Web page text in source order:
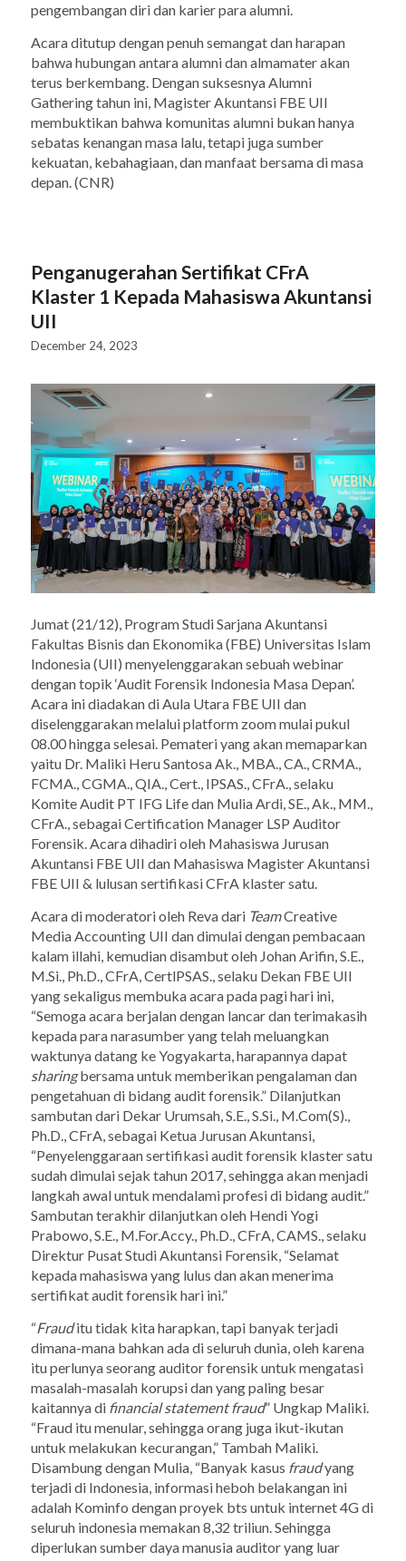
pengembangan diri dan karier para alumni.
Acara ditutup dengan penuh semangat dan harapan
bahwa hubungan antara alumni dan almamater akan
terus berkembang. Dengan suksesnya Alumni
Gathering tahun ini, Magister Akuntansi FBE UII
membuktikan bahwa komunitas alumni bukan hanya
sebatas kenangan masa lalu, tetapi juga sumber
kekuatan, kebahagiaan, dan manfaat bersama di masa
depan. (CNR)
Penganugerahan Sertifikat CFrA
Klaster 1 Kepada Mahasiswa Akuntansi
UII
December 24, 2023
Jumat (21/12), Program Studi Sarjana Akuntansi
Fakultas Bisnis dan Ekonomika (FBE) Universitas Islam
Indonesia (UII) menyelenggarakan sebuah webinar
dengan topik ‘Audit Forensik Indonesia Masa Depan’.
Acara ini diadakan di Aula Utara FBE UII dan
diselenggarakan melalui platform zoom mulai pukul
08.00 hingga selesai. Pemateri yang akan memaparkan
yaitu Dr. Maliki Heru Santosa Ak., MBA., CA., CRMA.,
FCMA., CGMA., QIA., Cert., IPSAS., CFrA., selaku
Komite Audit PT IFG Life dan Mulia Ardi, SE., Ak., MM.,
CFrA., sebagai Certification Manager LSP Auditor
Forensik. Acara dihadiri oleh Mahasiswa Jurusan
Akuntansi FBE UII dan Mahasiswa Magister Akuntansi
FBE UII & lulusan sertifikasi CFrA klaster satu.
Acara di moderatori oleh Reva dari TeamCreative
Media Accounting UII dan dimulai dengan pembacaan
kalam illahi, kemudian disambut oleh Johan Arifin, S.E.,
M.Si., Ph.D., CFrA, CertlPSAS., selaku Dekan FBE UII
yang sekaligus membuka acara pada pagi hari ini,
“Semoga acara berjalan dengan lancar dan terimakasih
kepada para narasumber yang telah meluangkan
waktunya datang ke Yogyakarta, harapannya dapat
sharingbersama untuk memberikan pengalaman dan
pengetahuan di bidang audit forensik.” Dilanjutkan
sambutan dari Dekar Urumsah, S.E., S.Si., M.Com(S).,
Ph.D., CFrA, sebagai Ketua Jurusan Akuntansi,
“Penyelenggaraan sertifikasi audit forensik klaster satu
sudah dimulai sejak tahun 2017, sehingga akan menjadi
langkah awal untuk mendalami profesi di bidang audit.”
Sambutan terakhir dilanjutkan oleh Hendi Yogi
Prabowo, S.E., M.For.Accy., Ph.D., CFrA, CAMS., selaku
Direktur Pusat Studi Akuntansi Forensik, “Selamat
kepada mahasiswa yang lulus dan akan menerima
sertifikat audit forensik hari ini.”
“Frauditu tidak kita harapkan, tapi banyak terjadi
dimana-mana bahkan ada di seluruh dunia, oleh karena
itu perlunya seorang auditor forensik untuk mengatasi
masalah-masalah korupsi dan yang paling besar
kaitannya di financial statement fraud” Ungkap Maliki.
“Frauditu menular, sehingga orang juga ikut-ikutan
untuk melakukan kecurangan,” Tambah Maliki.
Disambung dengan Mulia, “Banyak kasus fraudyang
terjadi di Indonesia, informasi heboh belakangan ini
adalah Kominfo dengan proyek bts untuk internet 4G di
seluruh indonesia memakan 8,32 triliun. Sehingga
diperlukan sumber daya manusia auditor yang luar